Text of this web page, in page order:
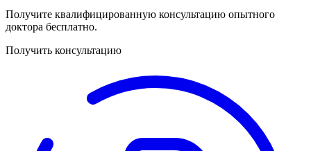
Получите квалифицированную консультацию опытного
доктора бесплатно.
Получить консультацию